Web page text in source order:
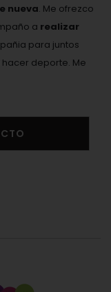
nueva. Me ofrezco
a realizar
para juntos
hacer deporte. Me